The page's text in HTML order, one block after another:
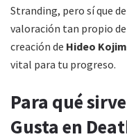
Stranding, pero sí que
valoración tan propio
creación de Hideo
vital para tu progreso.
Para qué
Gusta en